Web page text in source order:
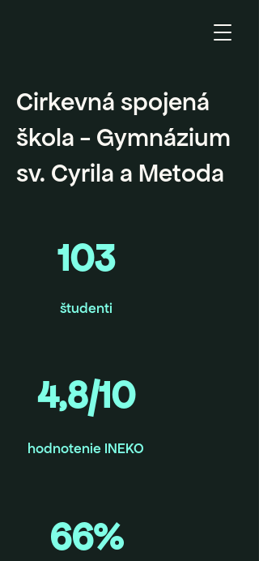
Cirkevná spojená
škola - Gymnázium
sv. Cyrila a Metoda
103
študenti
4,8/10
hodnotenie INEKO
66%